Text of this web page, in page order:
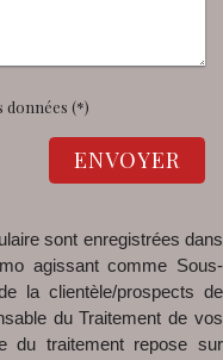
données (*)
ENVOYER
sont enregistrées dans
agissant comme Sous-
la clientèle/prospects de
du Traitement de vos
du traitement repose sur